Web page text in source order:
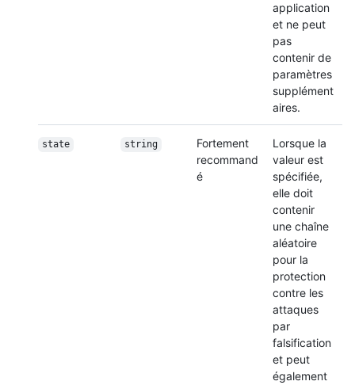
application
et ne peut
pas
contenir de
paramètres
supplément
aires.
state string
Fortement
recommand
é
Lorsque la
valeur est
spécifiée,
elle doit
contenir
une chaîne
aléatoire
pour la
protection
contre les
attaques
par
falsification
et peut
également